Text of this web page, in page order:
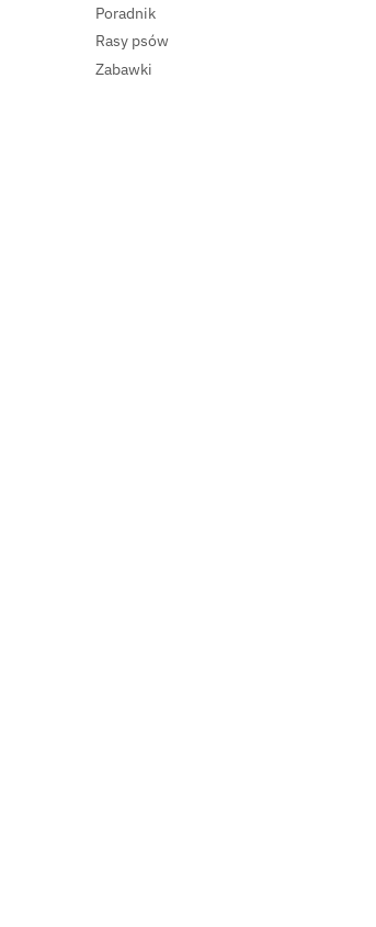
Poradnik
Rasy psów
Zabawki